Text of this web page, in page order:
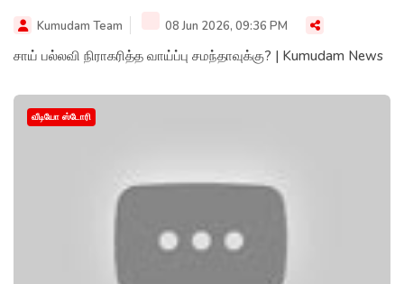
Kumudam Team 08 Jun 2026, 09:36 PM
சாய் பல்லவி நிராகரித்த வாய்ப்பு சமந்தாவுக்கு? | Kumudam News
வீடியோ ஸ்டோரி